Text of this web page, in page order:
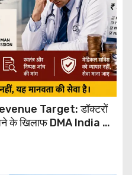
Target: डॉक्टरों
के खिलाफ DMA India का
जांच की मांग